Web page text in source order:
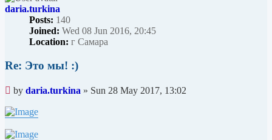
daria.turkina
Posts: 140
Joined: Wed 08 Jun 2016, 20:45
Location: г Самара
Re: Это мы! :)
Unread
post
by daria.turkina » Sun 28 May 2017, 13:02